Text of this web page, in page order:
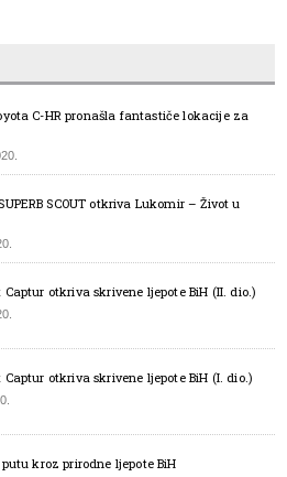
C-HR pronašla fantastiče lokacije za
SCOUT otkriva Lukomir – Život u
Captur otkriva skrivene ljepote BiH (II. dio.)
Captur otkriva skrivene ljepote BiH (I. dio.)
kroz prirodne ljepote BiH